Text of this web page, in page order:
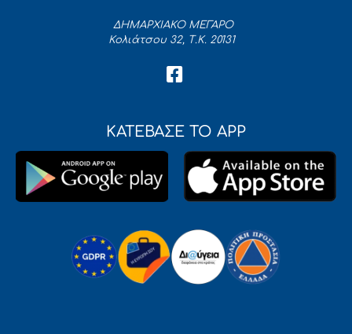
ΔΗΜΑΡΧΙΑΚΟ ΜΕΓΑΡΟ
Κολιάτσου 32, Τ.Κ. 20131
ΚΑΤΕΒΑΣΕ ΤΟ APP